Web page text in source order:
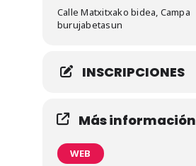
Calle Matxitxako bidea, Campa
burujabetasun
INSCRIPCIONES
Más información
WEB